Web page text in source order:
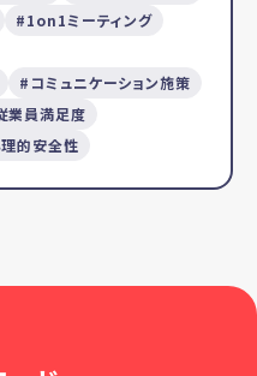
1on1ミーティング
コミュニケーション施策
業員満足度
的安全性